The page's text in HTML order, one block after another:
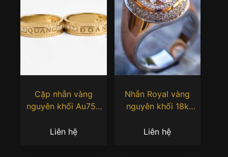
Cặp nhẫn vàng
nguyên khối Au750
tên
Liên hệ
Nhẫn Royal vàng
nguyên khối 18k
Liên hệ